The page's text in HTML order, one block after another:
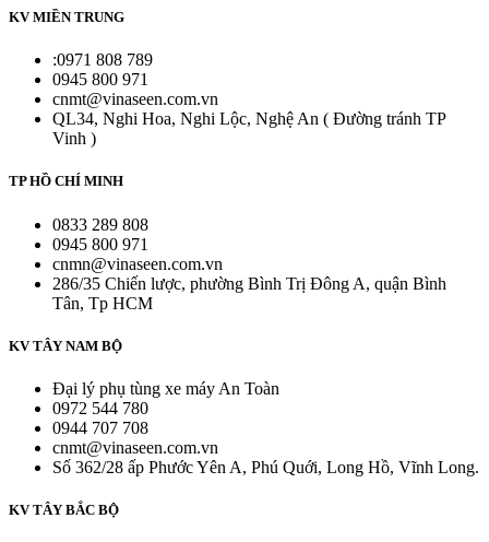
KV MIỀN TRUNG
:0971 808 789
0945 800 971
cnmt@vinaseen.com.vn
QL34, Nghi Hoa, Nghi Lộc, Nghệ An ( Đường tránh TP
Vinh )
TP HỒ CHÍ MINH
0833 289 808
0945 800 971
cnmn@vinaseen.com.vn
286/35 Chiến lược, phường Bình Trị Đông A, quận Bình
Tân, Tp HCM
KV TÂY NAM BỘ
Đại lý phụ tùng xe máy An Toàn
0972 544 780
0944 707 708
cnmt@vinaseen.com.vn
Số 362/28 ấp Phước Yên A, Phú Quới, Long Hồ, Vĩnh Long.
KV TÂY BẮC BỘ